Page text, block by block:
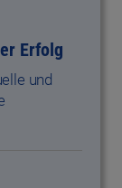
Erfolg
und